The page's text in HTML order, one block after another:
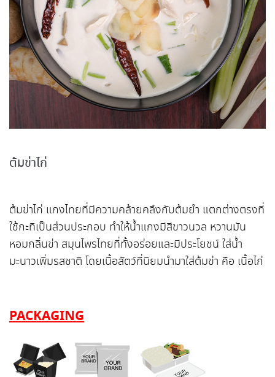
ต้มข่าไก่
ต้มข่าไก่ แกงไทยที่มีความคล้ายคลึงกับต้มยำ แตกต่างตรงที่
ใช้กะทิเป็นส่วนประกอบ ทำให้น้ำแกงมีสีขาวนวล หวานมัน
หอมกลิ่นข่า สมุนไพรไทยที่ทั้งอร่อยและมีประโยชน์ ใส่น้ำ
มะนาวเพิ่มรสชาติ โดยเนื้อสัตว์ที่นิยมนำมาใส่ต้มข่า คือ เนื้อไก่
PACKAGING